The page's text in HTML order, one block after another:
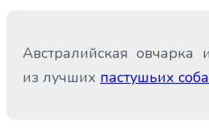
Австралийская овчарка
из лучших пастушьих